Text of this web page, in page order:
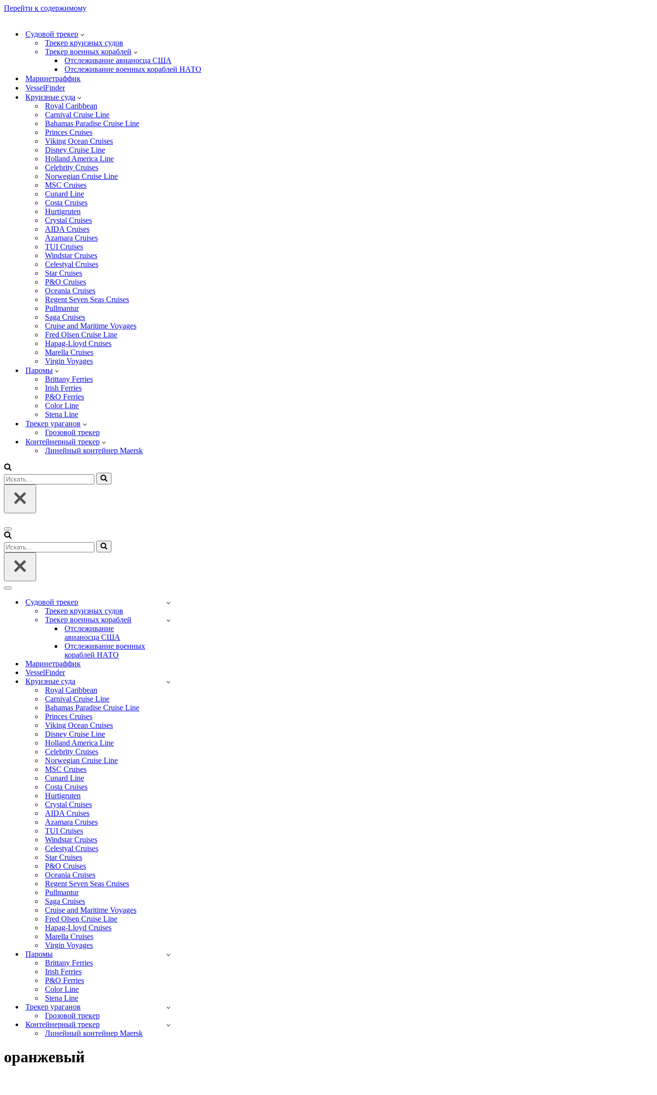
Перейти к содержимому
Судовой трекер
Трекер круизных судов
Трекер военных кораблей
Отслеживание авианосца США
Отслеживание военных кораблей НАТО
Маринетраффик
VesselFinder
Круизные суда
Royal Caribbean
Carnival Cruise Line
Bahamas Paradise Cruise Line
Princes Cruises
Viking Ocean Cruises
Disney Cruise Line
Holland America Line
Celebrity Cruises
Norwegian Cruise Line
MSC Cruises
Cunard Line
Costa Cruises
Hurtigruten
Crystal Cruises
AIDA Cruises
Azamara Cruises
TUI Cruises
Windstar Cruises
Celestyal Cruises
Star Cruises
P&O Cruises
Oceania Cruises
Regent Seven Seas Cruises
Pullmantur
Saga Cruises
Cruise and Maritime Voyages
Fred Olsen Cruise Line
Hapag-Lloyd Cruises
Marella Cruises
Virgin Voyages
Паромы
Brittany Ferries
Irish Ferries
P&O Ferries
Color Line
Stena Line
Трекер ураганов
Грозовой трекер
Контейнерный трекер
Линейный контейнер Maersk
Искать...
Меню
навигации
Искать...
Меню
навигацииСудовой трекер
Трекер круизных судов
Трекер военных кораблей
Отслеживание
авианосца США
Отслеживание военных
кораблей НАТО
Маринетраффик
VesselFinder
Круизные суда
Royal Caribbean
Carnival Cruise Line
Bahamas Paradise Cruise Line
Princes Cruises
Viking Ocean Cruises
Disney Cruise Line
Holland America Line
Celebrity Cruises
Norwegian Cruise Line
MSC Cruises
Cunard Line
Costa Cruises
Hurtigruten
Crystal Cruises
AIDA Cruises
Azamara Cruises
TUI Cruises
Windstar Cruises
Celestyal Cruises
Star Cruises
P&O Cruises
Oceania Cruises
Regent Seven Seas Cruises
Pullmantur
Saga Cruises
Cruise and Maritime Voyages
Fred Olsen Cruise Line
Hapag-Lloyd Cruises
Marella Cruises
Virgin Voyages
Паромы
Brittany Ferries
Irish Ferries
P&O Ferries
Color Line
Stena Line
Трекер ураганов
Грозовой трекер
Контейнерный трекер
Линейный контейнер Maersk
оранжевый